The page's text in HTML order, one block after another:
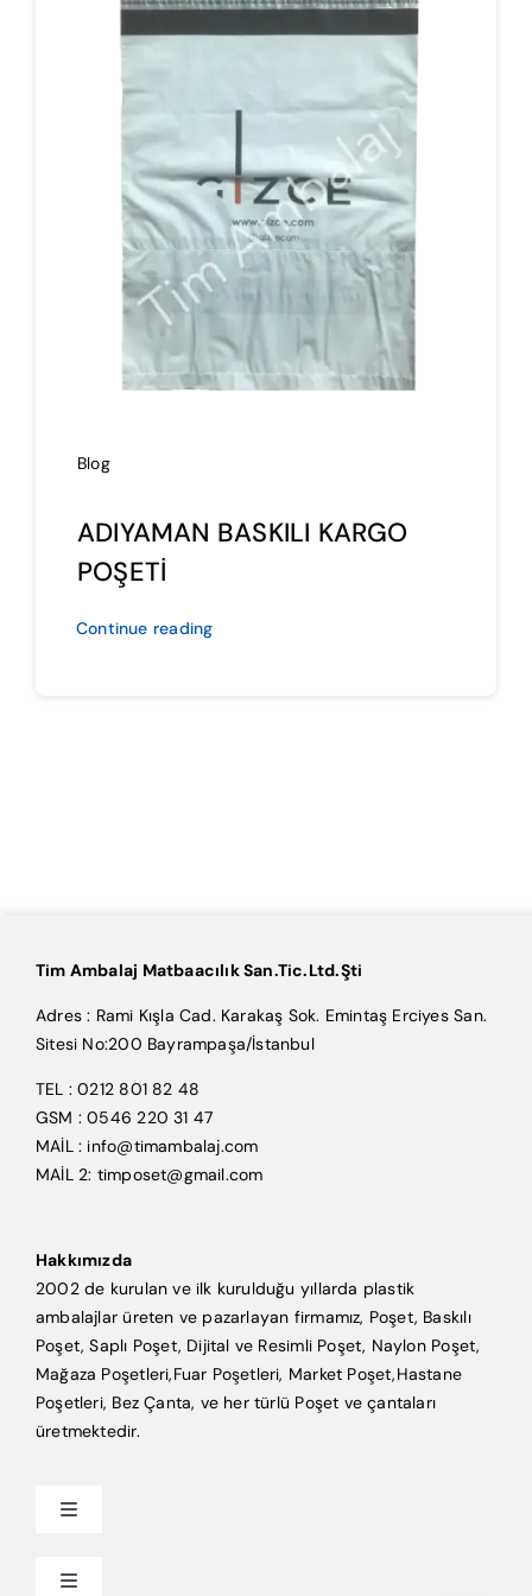
Blog
ADIYAMAN BASKILI KARGO
POŞETİ
Continue reading
Tim Ambalaj Matbaacılık San.Tic.Ltd.Şti
Adres : Rami Kışla Cad. Karakaş Sok. Emintaş Erciyes San.
Sitesi No:200 Bayrampaşa/İstanbul
TEL : 0212 801 82 48
GSM : 0546 220 31 47
MAİL : info@timambalaj.com
MAİL 2: timposet@gmail.com
Hakkımızda
2002 de kurulan ve ilk kurulduğu yıllarda plastik
ambalajlar üreten ve pazarlayan firmamız, Poşet, Baskılı
Poşet, Saplı Poşet, Dijital ve Resimli Poşet, Naylon Poşet,
Mağaza Poşetleri,Fuar Poşetleri, Market Poşet,Hastane
Poşetleri, Bez Çanta, ve her türlü Poşet ve çantaları
üretmektedir.
Toggle
Anasayfa